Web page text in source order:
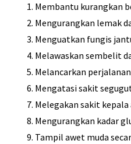
Membantu kurangkan
Mengurangkan lemak
Menguatkan fungis
Melawaskan sembelit
Melancarkan
Mengatasi sakit
Melegakan sakit
Mengurangkan kadar
Tampil awet muda